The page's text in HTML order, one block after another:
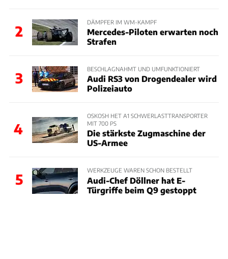
2
DÄMPFER IM WM-KAMPF
Mercedes-Piloten erwarten noch
Strafen
3
BESCHLAGNAHMT UND UMFUNKTIONIERT
Audi RS3 von Drogendealer wird
Polizeiauto
4
OSKOSH HET A1 SCHWERLASTTRANSPORTER
MIT 700 PS
Die stärkste Zugmaschine der
US-Armee
5
WERKZEUGE WAREN SCHON BESTELLT
Audi-Chef Döllner hat E-
Türgriffe beim Q9 gestoppt